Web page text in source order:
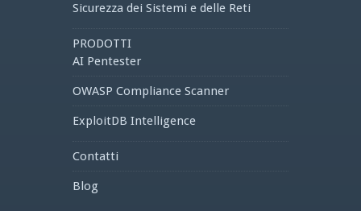
Sicurezza dei Sistemi e delle Reti
PRODOTTI
AI Pentester
OWASP Compliance Scanner
ExploitDB Intelligence
Contatti
Blog